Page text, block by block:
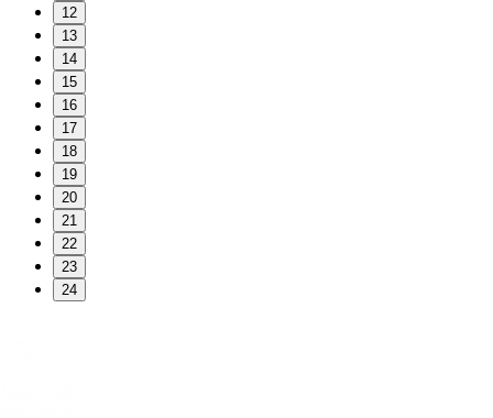
12
13
14
15
16
17
18
19
20
21
22
23
24